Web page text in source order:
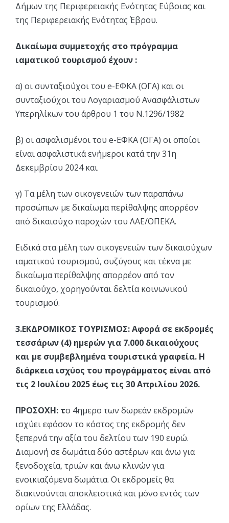
Δήμων της Περιφερειακής Ενότητας Εύβοιας και
της Περιφερειακής Ενότητας Έβρου.
Δικαίωμα συμμετοχής στο πρόγραμμα
ιαματικού τουρισμού έχουν :
α) οι συνταξιούχοι του e-ΕΦΚΑ (ΟΓΑ) και οι
συνταξιούχοι του Λογαριασμού Ανασφάλιστων
Υπερηλίκων του άρθρου 1 του Ν.1296/1982
β) οι ασφαλισμένοι του e-ΕΦΚΑ (ΟΓΑ) οι οποίοι
είναι ασφαλιστικά ενήμεροι κατά την 31η
Δεκεμβρίου 2024 και
γ) Τα μέλη των οικογενειών των παραπάνω
προσώπων με δικαίωμα περίθαλψης απορρέον
από δικαιούχο παροχών του ΛΑΕ/ΟΠΕΚΑ.
Ειδικά στα μέλη των οικογενειών των δικαιούχων
ιαματικού τουρισμού, συζύγους και τέκνα με
δικαίωμα περίθαλψης απορρέον από τον
δικαιούχο, χορηγούνται δελτία κοινωνικού
τουρισμού.
3.ΕΚΔΡΟΜΙΚΟΣ ΤΟΥΡΙΣΜΟΣ: Αφορά σε εκδρομές
τεσσάρων (4) ημερών για 7.000 δικαιούχους
και με συμβεβλημένα τουριστικά γραφεία. Η
διάρκεια ισχύος του προγράμματος είναι από
τις 2 Ιουλίου 2025 έως τις 30 Απριλίου 2026.
ΠΡΟΣΟΧΗ: το 4ημερο των δωρεάν εκδρομών
ισχύει εφόσον το κόστος της εκδρομής δεν
ξεπερνά την αξία του δελτίου των 190 ευρώ.
Διαμονή σε δωμάτια δύο αστέρων και άνω για
ξενοδοχεία, τριών και άνω κλινών για
ενοικιαζόμενα δωμάτια. Οι εκδρομείς θα
διακινούνται αποκλειστικά και μόνο εντός των
ορίων της Ελλάδας.